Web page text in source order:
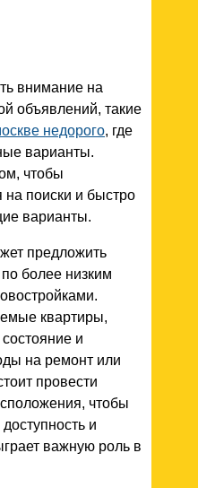
внимание на
объявлений, такие
недорого, где
варианты.
чтобы
на поиски и быстро
варианты.
предложить
более низким
квартиры,
и
на ремонт или
провести
чтобы
и
важную роль в